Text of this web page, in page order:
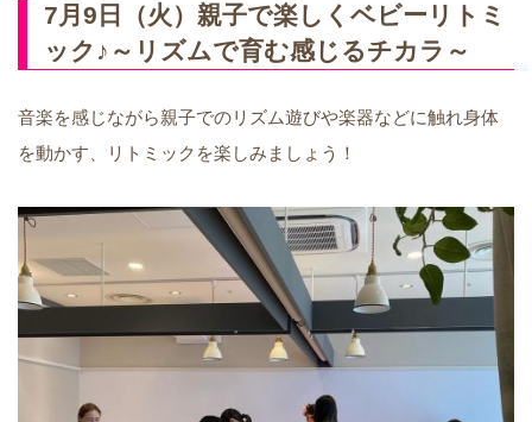
7月9日（火）親子で楽しくベビーリトミ
ック♪～リズムで育む感じるチカラ～
音楽を感じながら親子でのリズム遊びや楽器などに触れ身体
を動かす、リトミックを楽しみましょう！